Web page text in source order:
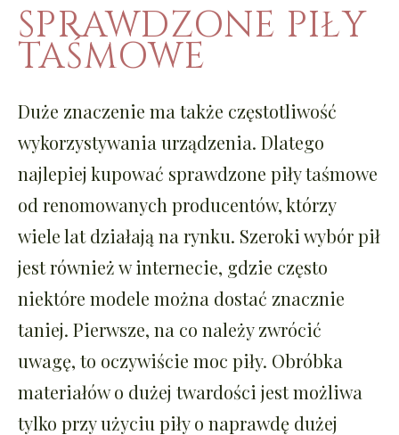
SPRAWDZONE PIŁY
TAŚMOWE
Duże znaczenie ma także częstotliwość
wykorzystywania urządzenia. Dlatego
najlepiej kupować sprawdzone piły taśmowe
od renomowanych producentów, którzy
wiele lat działają na rynku. Szeroki wybór pił
jest również w internecie, gdzie często
niektóre modele można dostać znacznie
taniej. Pierwsze, na co należy zwrócić
uwagę, to oczywiście moc piły. Obróbka
materiałów o dużej twardości jest możliwa
tylko przy użyciu piły o naprawdę dużej